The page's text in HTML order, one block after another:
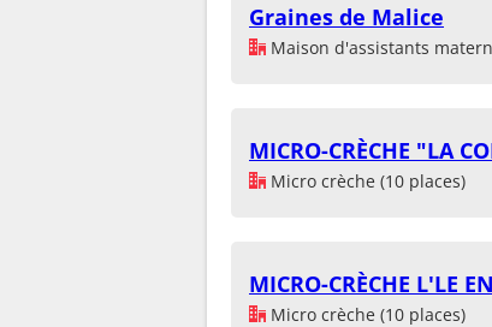
Graines de Malice
Maison d'assistants
MICRO-CRÈCHE "LA
Micro crèche (10 places)
MICRO-CRÈCHE L'LE
Micro crèche (10 places)